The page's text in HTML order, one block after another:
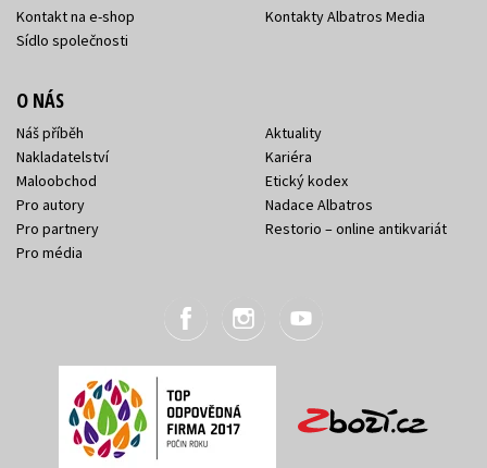
Kontakt na e-shop
Sídlo společnosti
Kontakty Albatros Media
O NÁS
Náš příběh
Nakladatelství
Maloobchod
Pro autory
Pro partnery
Pro média
Aktuality
Kariéra
Etický kodex
Nadace Albatros
Restorio – online antikvariát